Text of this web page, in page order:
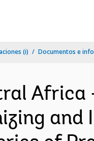
(i) Documentos e
Africa